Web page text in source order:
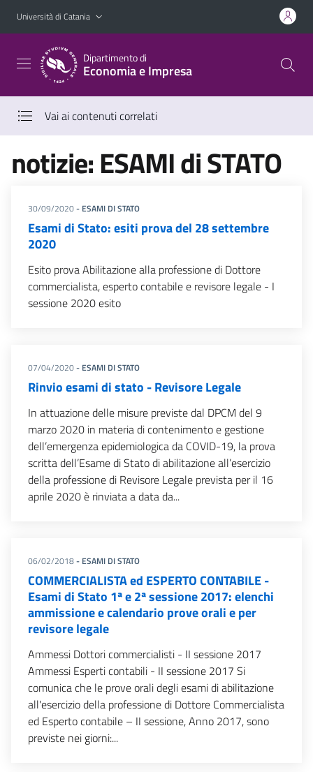
Vai al contenuto principale
Vai al menu di navigazione
Università di Catania
Dipartimento di
Economia e Impresa
Vai ai contenuti correlati
notizie: ESAMI di STATO
30/09/2020- ESAMI DI STATO
Esami di Stato: esiti prova del 28 settembre
2020
Esito prova Abilitazione alla professione di Dottore
commercialista, esperto contabile e revisore legale - I
sessione 2020 esito
07/04/2020- ESAMI DI STATO
Rinvio esami di stato - Revisore Legale
In attuazione delle misure previste dal DPCM del 9
marzo 2020 in materia di contenimento e gestione
dell’emergenza epidemiologica da COVID-19, la prova
scritta dell’Esame di Stato di abilitazione all’esercizio
della professione di Revisore Legale prevista per il 16
aprile 2020 è rinviata a data da...
06/02/2018- ESAMI DI STATO
COMMERCIALISTA ed ESPERTO CONTABILE -
Esami di Stato 1ª e 2ª sessione 2017: elenchi
ammissione e calendario prove orali e per
revisore legale
Ammessi Dottori commercialisti - II sessione 2017
Ammessi Esperti contabili - II sessione 2017 Si
comunica che le prove orali degli esami di abilitazione
all'esercizio della professione di Dottore Commercialista
ed Esperto contabile – II sessione, Anno 2017, sono
previste nei giorni:...